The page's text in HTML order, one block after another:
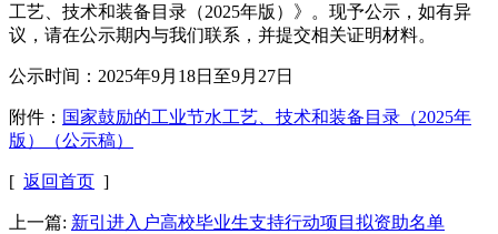
工艺、技术和装备目录（2025年版）》。现予公示，如有异
议，请在公示期内与我们联系，并提交相关证明材料。
公示时间：2025年9月18日至9月27日
附件： 国家鼓励的工业节水工艺、技术和装备目录（2025年
版）（公示稿）
[ 返回首页 ]
上一篇: 新引进入户高校毕业生支持行动项目拟资助名单